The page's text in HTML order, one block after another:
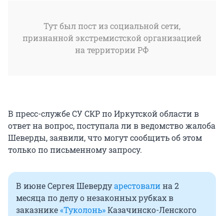
Тут был пост из социальной сети,
признанной экстремистской организацией
на территории РФ
В пресс-службе СУ СКР по Иркутской области в
ответ на вопрос, поступала ли в ведомство жалоба
Шеверды, заявили, что могут сообщить об этом
только по письменному запросу.
В июне Сергея Шевердуарестовалина 2
месяца по делу о незаконных рубках в
заказнике«Туколонь»Казачинско-Ленского